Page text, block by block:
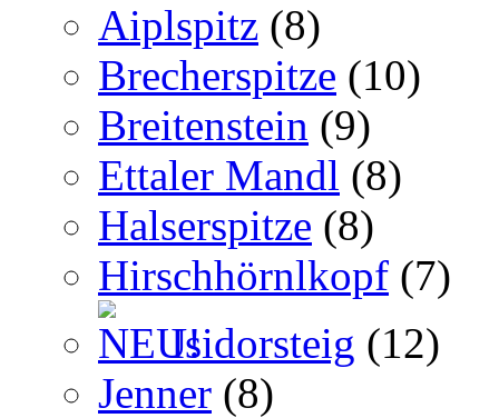
Aiplspitz (8)
Brecherspitze (10)
Breitenstein (9)
Ettaler Mandl (8)
Halserspitze (8)
Hirschhörnlkopf (7)
Isidorsteig (12)
Jenner (8)